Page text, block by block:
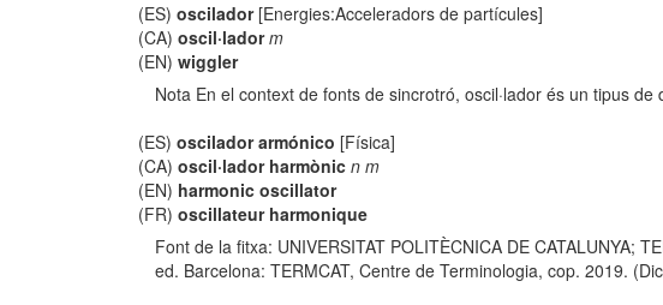
(ES)oscilador[Energies:Acceleradors de partícules]
(CA)oscil·lador m
(EN)wiggler
Nota En el context de fonts de sincrotró, oscil·lador és un tipus de
(ES)oscilador armónico [Física]
(CA)oscil·lador harmònic n m
(EN) harmonic oscillator
(FR)oscillateur harmonique
Font de la fitxa: UNIVERSITAT POLITÈCNICA DE CATALUNYA;
ed. Barcelona: TERMCAT, Centre de Terminologia, cop. 2019.